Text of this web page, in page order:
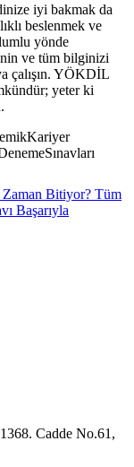
iyi bakmak da
beslenmek ve
yönde
ve tüm bilginizi
çalışın. YÖKDİL
yeter ki
Bitiyor? Tüm
Başarıyla
Cadde No.61,